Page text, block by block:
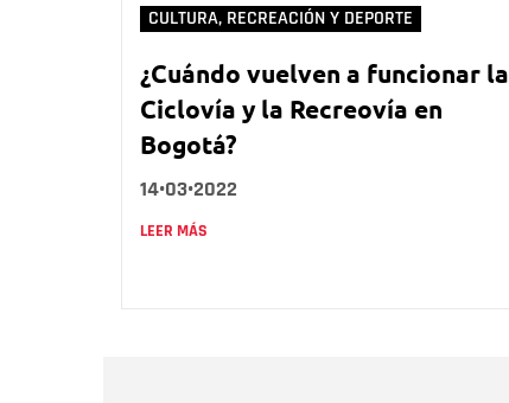
CULTURA, RECREACIÓN Y DEPORTE
¿Cuándo vuelven a funcionar la
Ciclovía y la Recreovía en
Bogotá?
14•03•2022
LEER MÁS